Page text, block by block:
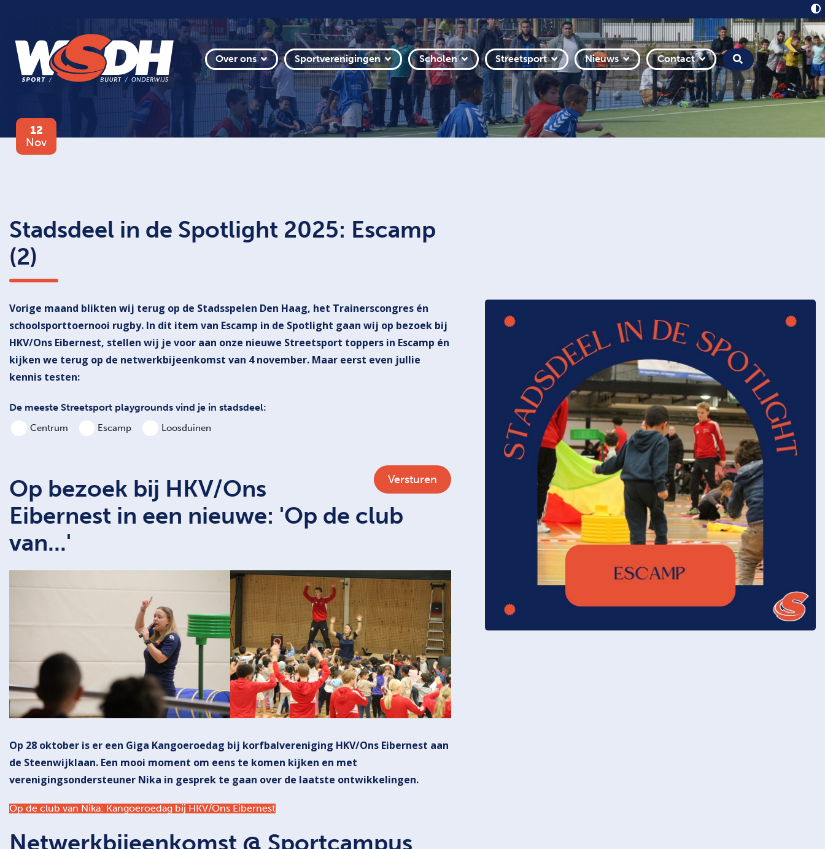
Over ons Sportverenigingen Scholen Streetsport Nieuws Contact
12
Nov
Stadsdeel in de Spotlight 2025: Escamp
(2)
Vorige maand blikten wij terug op de Stadsspelen Den Haag, het Trainerscongres én
schoolsporttoernooi rugby. In dit item van Escamp in de Spotlight gaan wij op bezoek bij
HKV/Ons Eibernest, stellen wij je voor aan onze nieuwe Streetsport toppers in Escamp én
kijken we terug op de netwerkbijeenkomst van 4 november. Maar eerst even jullie
kennis testen:
De meeste Streetsport playgrounds vind je in stadsdeel:
Centrum Escamp Loosduinen
Op bezoek bij HKV/Ons
Eibernest in een nieuwe: 'Op de club
van...'
Op 28 oktober is er een Giga Kangoeroedag bij korfbalvereniging HKV/Ons Eibernest aan
de Steenwijklaan. Een mooi moment om eens te komen kijken en met
verenigingsondersteuner Nika in gesprek te gaan over de laatste ontwikkelingen.
Op de club van Nika: Kangoeroedag bij HKV/Ons Eibernest
Netwerkbijeenkomst @ Sportcampus